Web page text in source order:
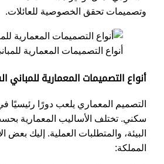
وتصميمات تحقق الخصوصية للعائلات.
أنواع التصميمات المعمارية
أنواع التصميمات المعمارية للمباني
التصميم المعماري يلعب دورًا رئيسيًا
سكني. تختلف الأساليب المعمارية
البيئة، والمتطلبات العملية. إليك بعض
المملكة: